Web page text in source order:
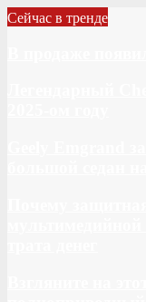
Сейчас в тренде